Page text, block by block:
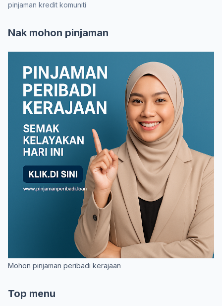
pinjaman kredit komuniti
Nak mohon pinjaman
Mohon pinjaman peribadi kerajaan
Top menu